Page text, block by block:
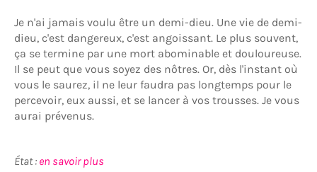
Je n'ai jamais voulu être un demi-dieu. Une vie de demi-
dieu, c'est dangereux, c'est angoissant. Le plus souvent,
ça se termine par une mort abominable et douloureuse.
Il se peut que vous soyez des nôtres. Or, dès l'instant où
vous le saurez, il ne leur faudra pas longtemps pour le
percevoir, eux aussi, et se lancer à vos trousses. Je vous
aurai prévenus.
État : en savoir plus